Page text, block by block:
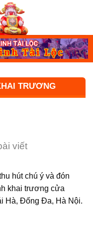
TRƯƠNG
viết
hút chú ý và đón
khai trương cửa
Hà, Đống Đa, Hà Nội.